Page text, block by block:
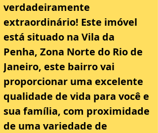
verdadeiramente
extraordinário! Este imóvel
está situado na Vila da
Penha, Zona Norte do Rio de
Janeiro, este bairro vai
proporcionar uma excelente
qualidade de vida para você e
sua família, com proximidade
de uma variedade de